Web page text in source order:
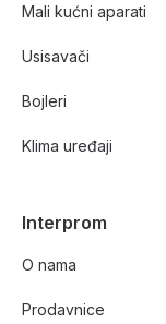
Mali kućni aparati
Usisavači
Bojleri
Klima uređaji
Interprom
O nama
Prodavnice